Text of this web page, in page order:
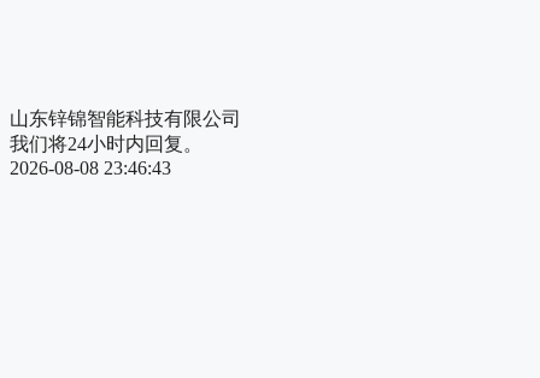
山东锌锦智能科技有限公司
我们将24小时内回复。
2026-08-08 23:46:43